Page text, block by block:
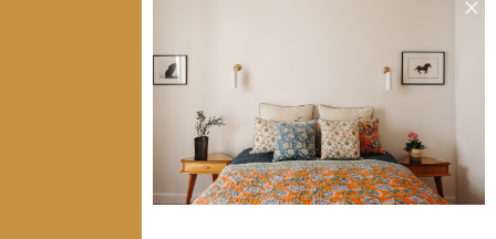
Collections
Déco & Linge de maison
Linge de table
Sacs & pochettes